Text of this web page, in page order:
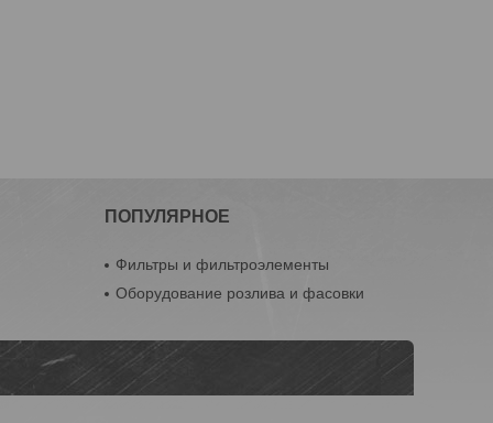
ПОПУЛЯРНОЕ
Фильтры и фильтроэлементы
Оборудование розлива и фасовки